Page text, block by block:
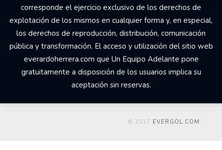
corresponde el ejercicio exclusivo de los derechos de
explotación de los mismos en cualquier forma y, en especial,
los derechos de reproducción, distribución, comunicación
pública y transformación. El acceso y utilización del sitio web
everardoherrera.com que Un Equipo Adelante pone
gratuitamente a disposición de los usuarios implica su
aceptación sin reservas.
© 2017 EVERGOL.COM